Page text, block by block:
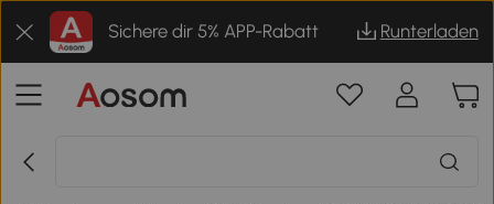
Sichere dir 5% APP-Rabatt Runterladen